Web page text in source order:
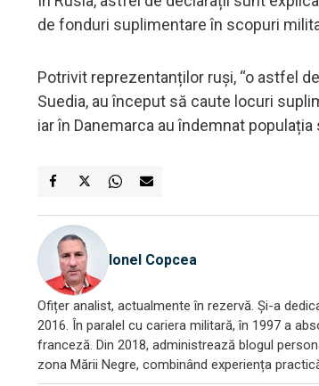
de fonduri suplimentare în scopuri
Potrivit reprezentanților ruși, “o astfel
Suedia, au început să caute locuri
iar în Danemarca au îndemnat
Ionel Copcea
Ofițer analist, actualmente în rezervă. Și-a
2016. În paralel cu cariera militară, în 1997 a
franceză. Din 2018, administrează blogul
zona Mării Negre, combinând experiența